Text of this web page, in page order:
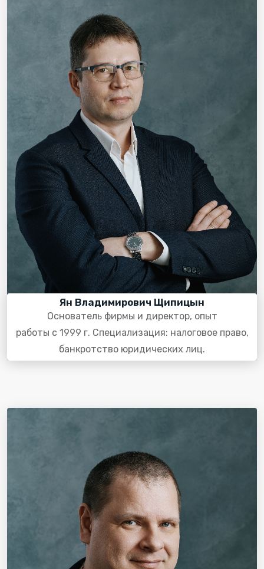
Ян Владимирович Щипицын
Основатель фирмы и директор, опыт
работы с 1999 г. Специализация: налоговое право,
банкротство юридических лиц.